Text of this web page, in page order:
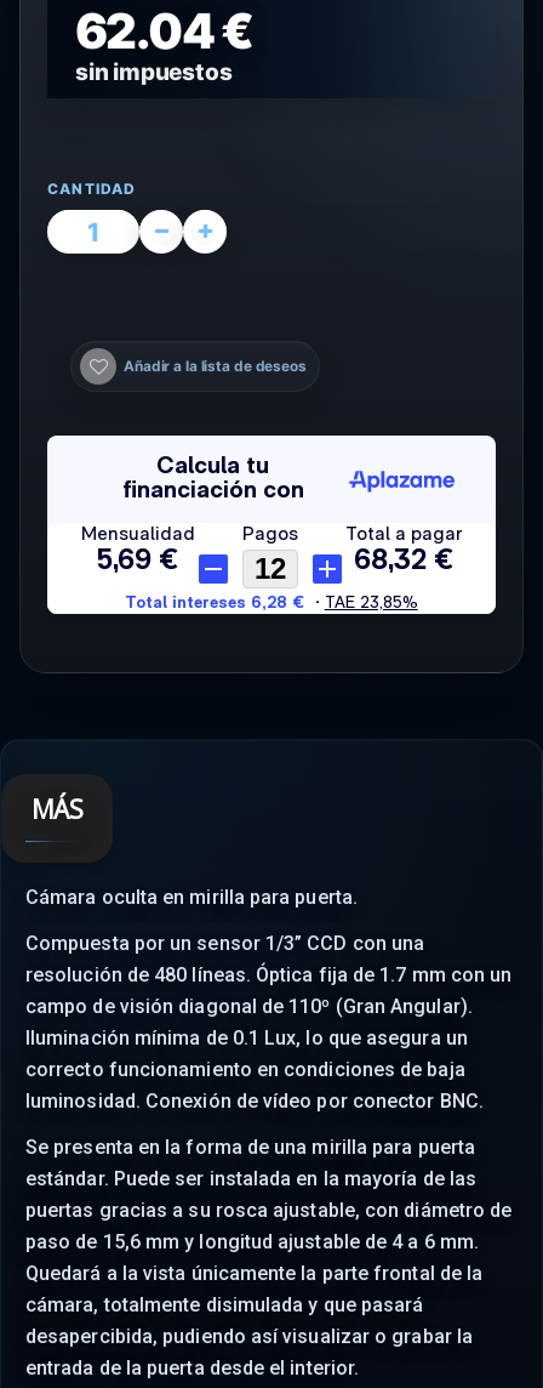
62.04 €
sin impuestos
CANTIDAD
Añadir a la lista de deseos
MÁS
Cámara oculta en mirilla para puerta.
Compuesta por un sensor 1/3” CCD con una
resolución de 480 líneas. Óptica fija de 1.7 mm con un
campo de visión diagonal de 110º (Gran Angular).
Iluminación mínima de 0.1 Lux, lo que asegura un
correcto funcionamiento en condiciones de baja
luminosidad. Conexión de vídeo por conector BNC.
Se presenta en la forma de una mirilla para puerta
estándar. Puede ser instalada en la mayoría de las
puertas gracias a su rosca ajustable, con diámetro de
paso de 15,6 mm y longitud ajustable de 4 a 6 mm.
Quedará a la vista únicamente la parte frontal de la
cámara, totalmente disimulada y que pasará
desapercibida, pudiendo así visualizar o grabar la
entrada de la puerta desde el interior.